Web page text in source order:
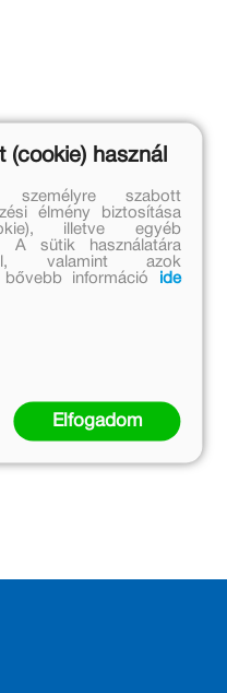
(cookie) használ
személyre szabott
élmény biztosítása
illetve egyéb
A sütik használatára
valamint azok
bővebb információ
ide
Elfogadom